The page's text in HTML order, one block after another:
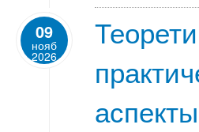
09
нояб
2026